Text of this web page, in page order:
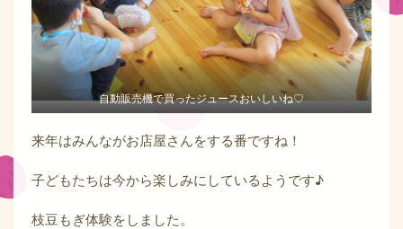
自動販売機で買ったジュースおいしいね♡
来年はみんながお店屋さんをする番ですね！
子どもたちは今から楽しみにしているようです♪
枝豆もぎ体験をしました。